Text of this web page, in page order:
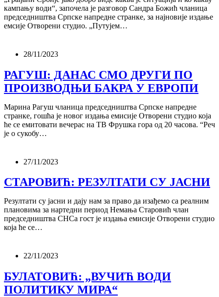
кампању води“, започела је разговор Сандра Божић чланица
председништва Српске напредне странке, за најновије издање
емсије Отворени студио. „Путујем…
28/11/2023
РАГУШ: ДАНАС СМО ДРУГИ ПО
ПРОИЗВОДЊИ БАКРА У ЕВРОПИ
Марина Рагуш чланица председништва Српске напредне
странке, гошћа је новог издања емисије Отворени студио која
ће се емитовати вечерас на ТВ Фрушка гора од 20 часова. “Реч
је о сукобу…
27/11/2023
СТАРОВИЋ: РЕЗУЛТАТИ СУ ЈАСНИ
Резултати су јасни и дају нам за право да изађемо са реалним
плановима за нартедни период Немања Старовић члан
председништва СНСа гост је издања емисије Отворени студио
која ће се…
22/11/2023
БУЛАТОВИЋ: „ВУЧИЋ ВОДИ
ПОЛИТИКУ МИРА“